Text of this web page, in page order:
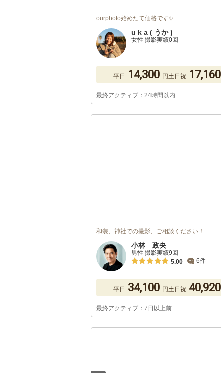
ourphoto始めたて価格です✨
u k a ( うか )
女性 撮影実績0回
平日 14,300 円土日祝 17,160
最終アクティブ：24時間以内
和装、神社での撮影、ご相談ください！
小林 政央
男性 撮影実績9回
5.00
6件
平日 34,100 円土日祝 40,920
最終アクティブ：7日以上前